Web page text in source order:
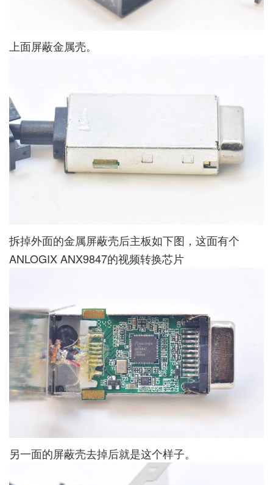
上面屏蔽金属壳。
拆掉外面的金属屏蔽壳后主板如下图，这面有个
ANLOGIX ANX9847的视频转换芯片
另一面的屏蔽壳去掉后就是这个样子。